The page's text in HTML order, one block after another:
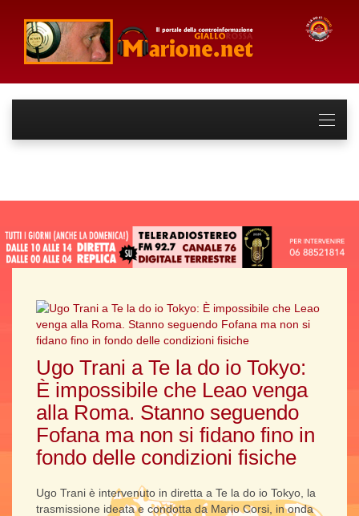
Ugo Trani a Te la do io Tokyo:
È impossibile che Leao venga
alla Roma. Stanno seguendo
Fofana ma non si fidano fino in
fondo delle condizioni fisiche
Ugo Trani è intervenuto in diretta a Te la do io Tokyo, la
trasmissione ideata e condotta da Mario Corsi, in onda